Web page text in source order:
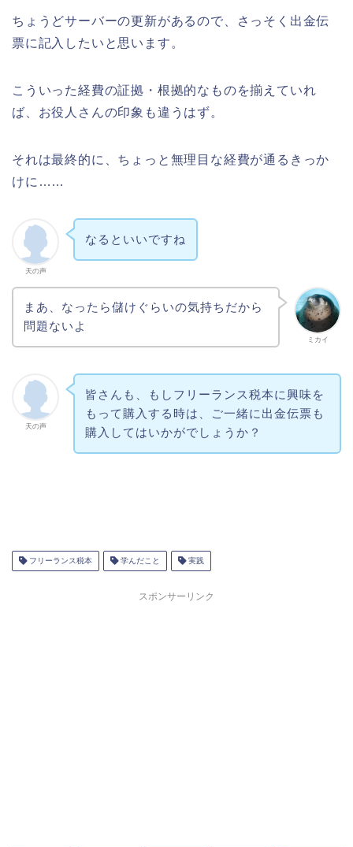
ちょうどサーバーの更新があるので、さっそく出金伝
票に記入したいと思います。
こういった経費の証拠・根拠的なものを揃えていれ
ば、お役人さんの印象も違うはず。
それは最終的に、ちょっと無理目な経費が通るきっか
けに……
天の声
なるといいですね
ミカイ
まあ、なったら儲けぐらいの気持ちだから
問題ないよ
天の声
皆さんも、もしフリーランス税本に興味を
もって購入する時は、ご一緒に出金伝票も
購入してはいかがでしょうか？
フリーランス税本 学んだこと 実践
スポンサーリンク